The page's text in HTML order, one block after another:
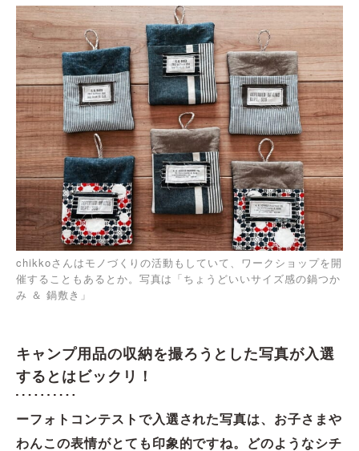
chikkoさんはモノづくりの活動もしていて、ワークショップを開
催することもあるとか。写真は「ちょうどいいサイズ感の鍋つか
み ＆ 鍋敷き」
キャンプ用品の収納を撮ろうとした写真が入選
するとはビックリ！
ーフォトコンテストで入選された写真は、お子さまや
わんこの表情がとても印象的ですね。どのようなシチ